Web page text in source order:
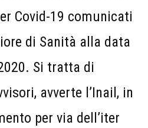
Covid-19 comunicati
di Sanità alla data
Si tratta di
avverte l’Inail, in
per via dell’iter